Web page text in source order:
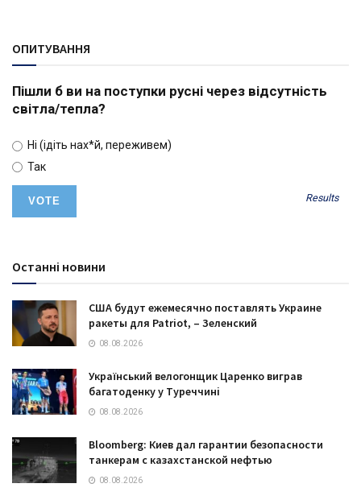
ОПИТУВАННЯ
Пішли б ви на поступки русні через відсутність
світла/тепла?
Ні (ідіть нах*й, переживем)
Так
Results
Останні новини
США будут ежемесячно поставлять Украине
ракеты для Patriot, – Зеленский
08.08.2026
Український велогонщик Царенко виграв
багатоденку у Туреччині
08.08.2026
Bloomberg: Киев дал гарантии безопасности
танкерам с казахстанской нефтью
08.08.2026